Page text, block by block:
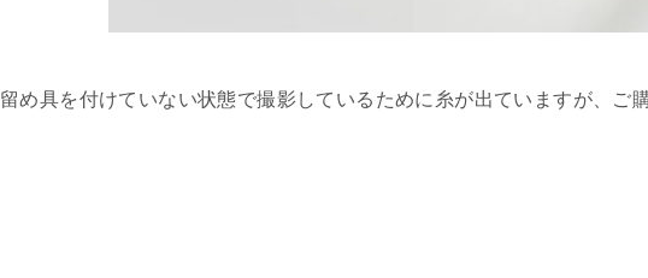
留め具を付けていない状態で撮影しているために糸が出ていますが、ご